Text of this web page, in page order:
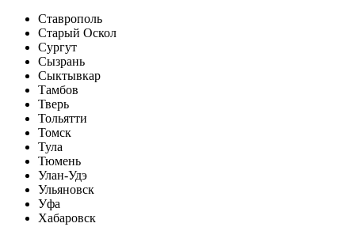
Ставрополь
Старый Оскол
Сургут
Сызрань
Сыктывкар
Тамбов
Тверь
Тольятти
Томск
Тула
Тюмень
Улан-Удэ
Ульяновск
Уфа
Хабаровск